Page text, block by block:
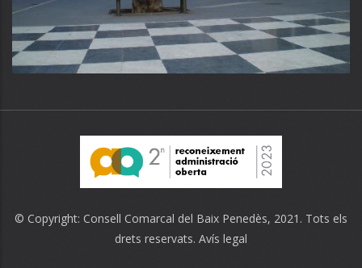
© Copyright: Consell Comarcal del Baix Penedès, 2021. Tots els
drets reservats. Avís legal